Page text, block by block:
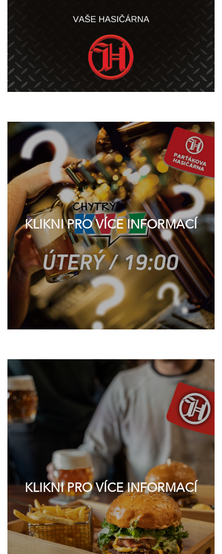
KLIKNI PRO VÍCE INFORMACÍ
KLIKNI PRO VÍCE INFORMACÍ